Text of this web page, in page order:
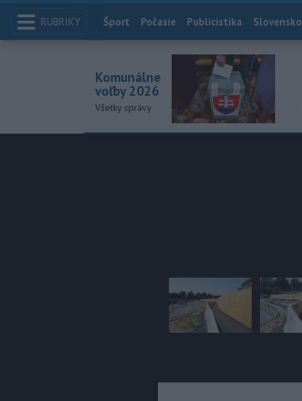
RUBRIKY Index
Šport Počasie Publicistika Slovensko
Komunálne
voľby 2026
Všetky správy